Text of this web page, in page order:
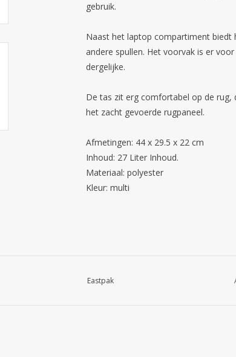
gebruik.
Naast het laptop compartiment
andere spullen. Het voorvak is er
dergelijke.
De tas zit erg comfortabel op de rug,
het zacht gevoerde rugpaneel.
Afmetingen: 44 x 29.5 x 22 cm
Inhoud: 27 Liter Inhoud.
Materiaal: polyester
Kleur: multi
Eastpak